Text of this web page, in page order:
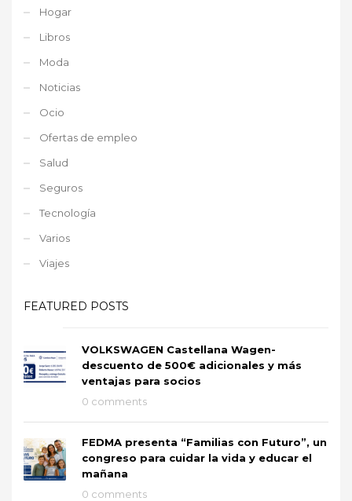
Hogar
Libros
Moda
Noticias
Ocio
Ofertas de empleo
Salud
Seguros
Tecnología
Varios
Viajes
FEATURED POSTS
VOLKSWAGEN Castellana Wagen-
descuento de 500€ adicionales y más
ventajas para socios
0 comments
FEDMA presenta “Familias con Futuro”, un
congreso para cuidar la vida y educar el
mañana
0 comments